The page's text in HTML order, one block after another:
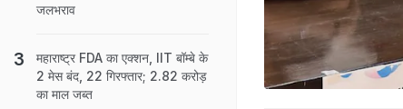
जलभराव
महाराष्ट्र FDA का एक्शन, IIT बॉम्बे के
2 मेस बंद, 22 गिरफ्तार; 2.82 करोड़
का माल जब्त